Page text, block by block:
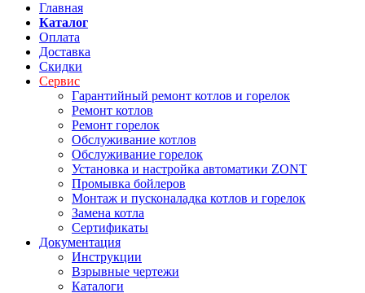
Главная
Каталог
Оплата
Доставка
Скидки
Сервис
Гарантийный ремонт котлов и горелок
Ремонт котлов
Ремонт горелок
Обслуживание котлов
Обслуживание горелок
Установка и настройка автоматики ZONT
Промывка бойлеров
Монтаж и пусконаладка котлов и горелок
Замена котла
Сертификаты
Документация
Инструкции
Взрывные чертежи
Каталоги